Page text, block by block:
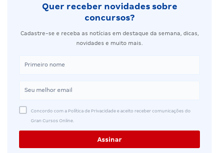
Quer receber novidades sobre
concursos?
Cadastre-se e receba as notícias em destaque da semana, dicas,
novidades e muito mais.
Concordo com a Política de Privacidade e aceito receber comunicações do
Gran Cursos Online.